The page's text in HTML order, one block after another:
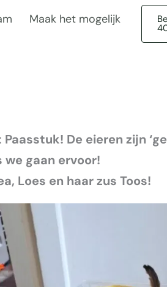
Maak het mogelijk
De eieren zijn
gaan ervoor!
Loes en haar zus Toos!